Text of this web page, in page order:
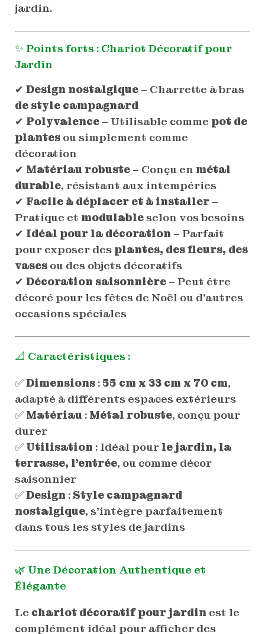
jardin.
✨ Points forts : Chariot Décoratif pour
Jardin
✔ Design nostalgique– Charrette à bras
de style campagnard
✔ Polyvalence– Utilisable comme pot de
plantesou simplement comme
décoration
✔ Matériau robuste– Conçu en métal
durable, résistant aux intempéries
✔ Facile à déplacer et à installer–
Pratique et modulableselon vos besoins
✔ Idéal pour la décoration – Parfait
pour exposer des plantes, des fleurs, des
vasesou des objets décoratifs
✔ Décoration saisonnière– Peut être
décoré pour les fêtes de Noël ou d’autres
occasions spéciales
📐 Caractéristiques :
✅Dimensions: 55 cm x 33 cm x 70 cm,
adapté à différents espaces extérieurs
✅ Matériau : Métal robuste, conçu pour
durer
✅ Utilisation : Idéal pour le jardin, la
terrasse, l’entrée, ou comme décor
saisonnier
✅Design : Style campagnard
nostalgique, s’intègre parfaitement
dans tous les styles de jardins
🌿 Une Décoration Authentique et
Élégante
Le chariot décoratif pour jardin est le
complément idéal pour afficher des